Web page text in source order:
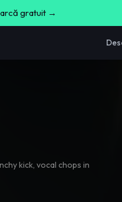
gratuit →
kick, vocal chops in